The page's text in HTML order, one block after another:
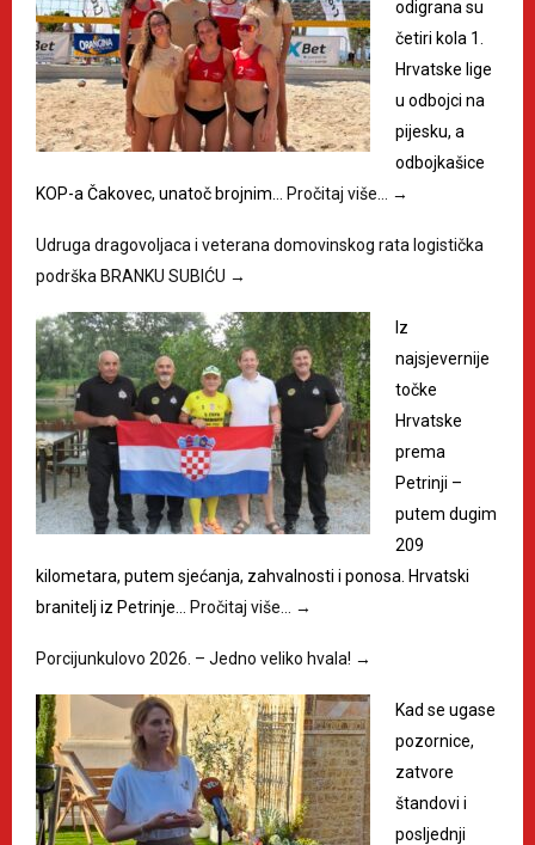
odigrana su
četiri kola 1.
Hrvatske lige
u odbojci na
pijesku, a
odbojkašice
KOP-a Čakovec, unatoč brojnim… Pročitaj više… →
Udruga dragovoljaca i veterana domovinskog rata logistička
podrška BRANKU SUBIĆU →
Iz
najsjevernije
točke
Hrvatske
prema
Petrinji –
putem dugim
209
kilometara, putem sjećanja, zahvalnosti i ponosa. Hrvatski
branitelj iz Petrinje… Pročitaj više… →
Porcijunkulovo 2026. – Jedno veliko hvala! →
Kad se ugase
pozornice,
zatvore
štandovi i
posljednji